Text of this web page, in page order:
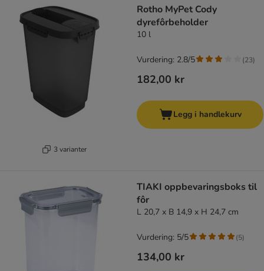
3 varianter
Rotho MyPet Cody
dyrefôrbeholder
10 l
182,00 kr
Vurdering: 2.8/5 (23)
Legg i handlekurv
TIAKI oppbevaringsboks til
fôr
L 20,7 x B 14,9 x H 24,7 cm
134,00 kr
Vurdering: 5/5 (5)